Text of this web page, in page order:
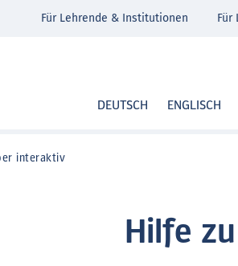
DEUTSCH ENGLISCH
Für Lehrende & Institutionen Für
interaktiv
Hilfe